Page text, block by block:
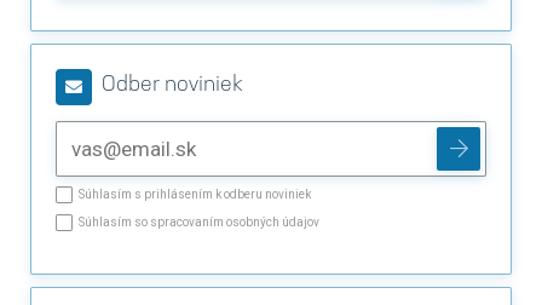
Odber noviniek
Súhlasím s prihlásením k odberu noviniek
Súhlasím so spracovaním osobných údajov